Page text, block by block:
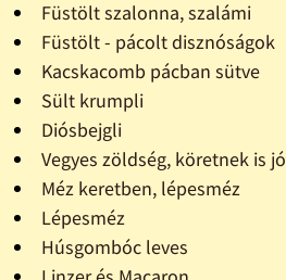
Füstölt szalonna, szalámi
Füstölt - pácolt disznóságok
Kacskacomb pácban sütve
Sült krumpli
Diósbejgli
Vegyes zöldség, köretnek is jó
Méz keretben, lépesméz
Lépesméz
Húsgombóc leves